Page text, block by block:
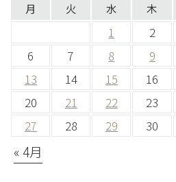
月 火 水 木
1 2
6
7 8 9
13
14 15 16
20
21 22 23
27
28 29 30
« 4月